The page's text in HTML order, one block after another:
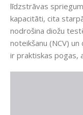
līdzstrāvas
kapacitāti, cita
nodrošina diožu
noteikšanu (NCV)
ir praktiskas pogas,